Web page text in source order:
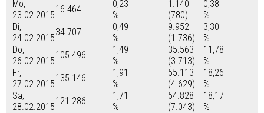
Mo,
23.02.2015
16.464
0,23
%
1.140
(780)
0,38
%
Di,
24.02.2015
34.707
0,49
%
9.952
(1.736)
3,30
%
Do,
26.02.2015
105.496
1,49
%
35.563
(3.713)
11,78
%
Fr,
27.02.2015
135.146
1,91
%
55.113
(4.629)
18,26
%
Sa,
28.02.2015
121.286
1,71
%
54.828
(7.043)
18,17
%